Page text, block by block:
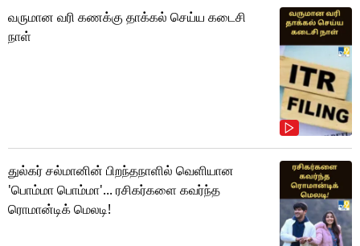
வருமான வரி கணக்கு தாக்கல் செய்ய கடைசி
நாள்
துல்கர் சல்மானின் பிறந்தநாளில் வெளியான
'பொம்மா பொம்மா'... ரசிகர்களை கவர்ந்த
ரொமான்டிக் மெலடி!